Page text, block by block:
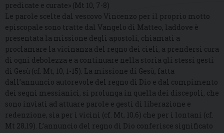
predicate e curate» (Mt 10, 7-8)
Le parole scelte dal vescovo Vincenzo per il proprio motto
episcopale sono tratte dal Vangelo di Matteo, laddove è
presentata la missione degli apostoli, chiamati a
proclamare la vicinanza del regno dei cieli, a prendersi cura
di ogni debolezza e a continuare nella storia gli stessi gesti
di Gesù (cf. Mt, 10, 1-15). La missione di Gesù, fatta
dall’annuncio autorevole del regno di Dio e dal compimento
dei segni messianici, si prolunga in quella dei discepoli, che
sono inviati ad attuare parole e gesti di liberazione e
redenzione, sia per i vicini (cf. Mt, 10,6) che per i lontani (cf.
Mt 28,19). L’annuncio del regno di Dio conferisce significato